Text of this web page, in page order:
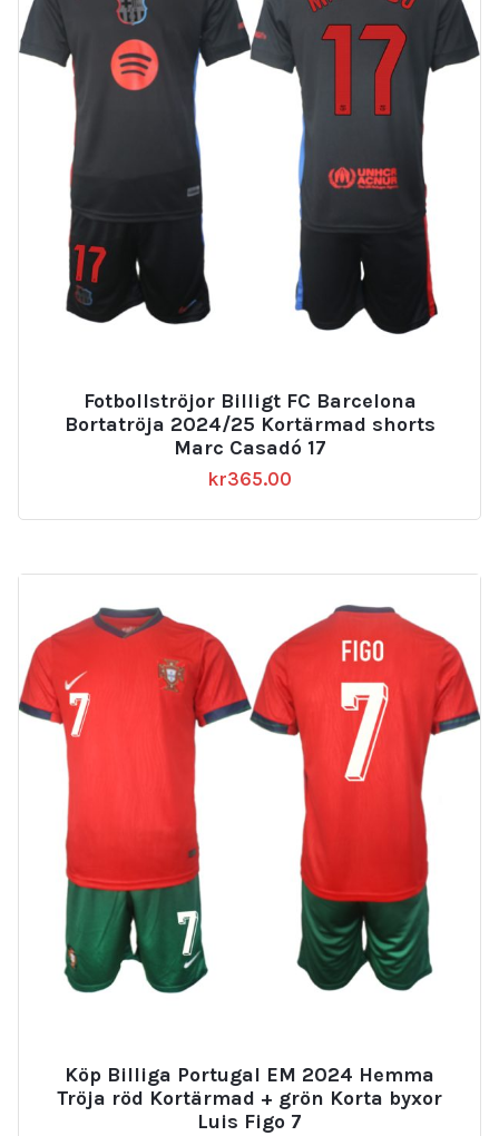
Fotbollströjor Billigt FC Barcelona
Bortatröja 2024/25 Kortärmad shorts
Marc Casadó 17
kr365.00
Köp Billiga Portugal EM 2024 Hemma
Tröja röd Kortärmad + grön Korta byxor
Luis Figo 7